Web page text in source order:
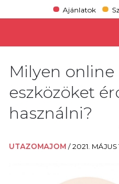
Ajánlatok
Milyen
eszközöket
használni?
UTAZOMAJOM /2021. MÁJUS